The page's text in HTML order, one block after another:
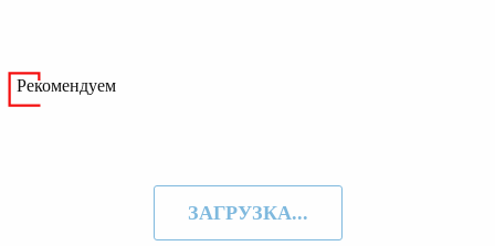
Рекомендуем
ЗАГРУЗКА...